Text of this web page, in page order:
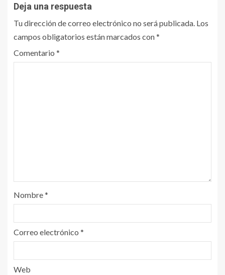
Deja una respuesta
Tu dirección de correo electrónico no será publicada. Los
campos obligatorios están marcados con*
Comentario *
Nombre*
Correo electrónico *
Web